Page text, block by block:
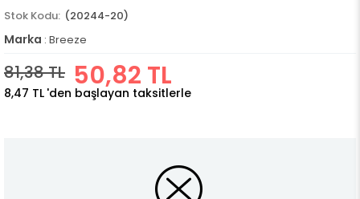
(20244-20)
Marka : Breeze
81,38 TL 50,82 TL
8,47 TL 'den başlayan taksitlerle